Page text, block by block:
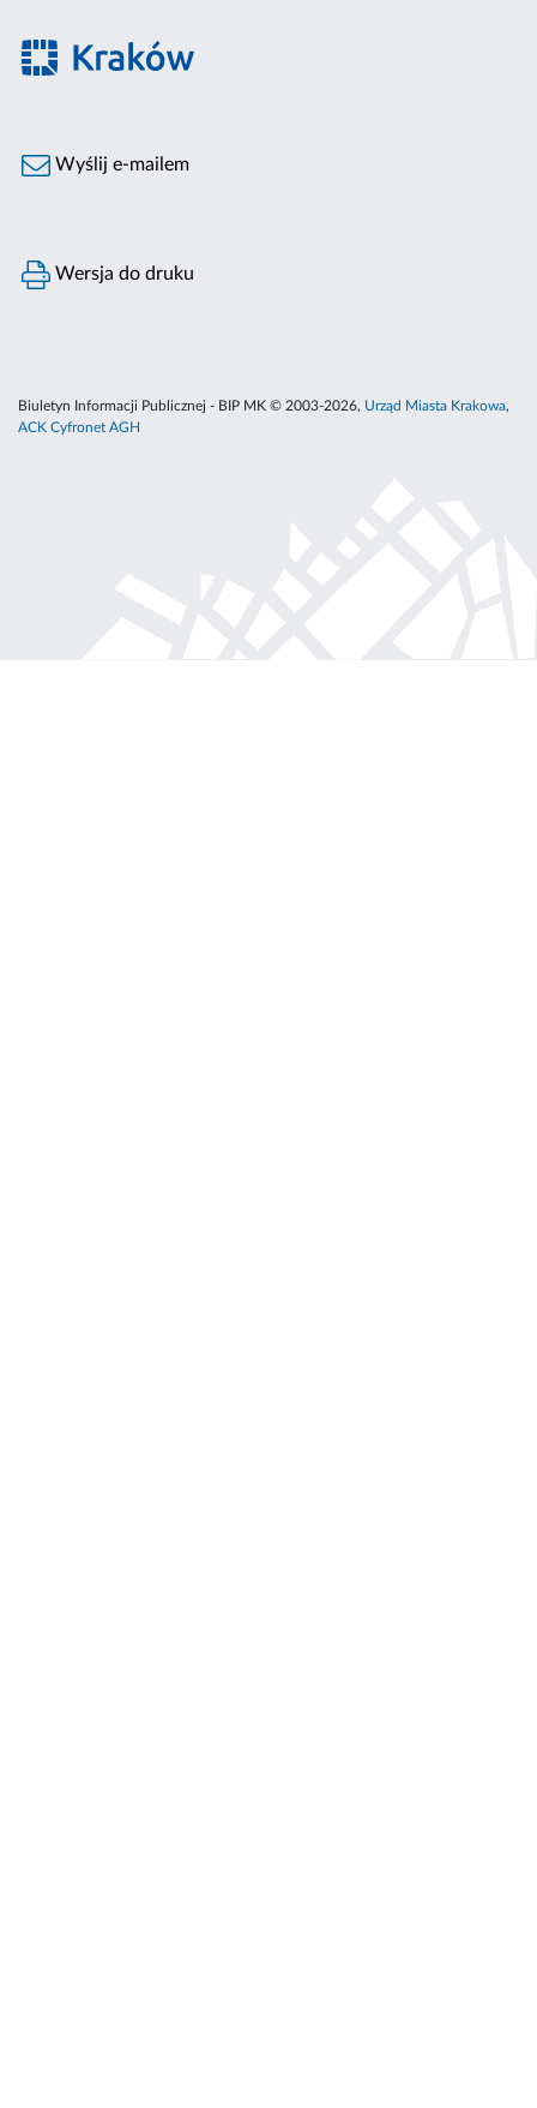
Wyślij e-mailem
Wersja do druku
Biuletyn Informacji Publicznej - BIP MK © 2003-2026, Urząd Miasta Krakowa,
ACK Cyfronet AGH